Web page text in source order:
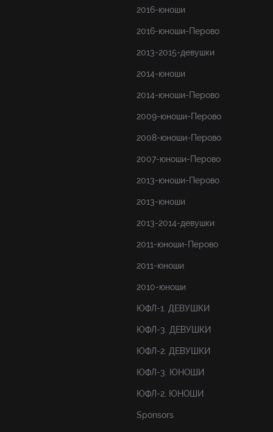
2016-юноши
2016-юноши-Перово
2013-2015-девушки
2014-юноши
2014-юноши-Перово
2009-юноши-Перово
2008-юноши-Перово
2007-юноши-Перово
2013-юноши-Перово
2013-юноши
2013-2014-девушки
2011-юноши-Перово
2011-юноши
2010-юноши
ЮФЛ-1. ДЕВУШКИ
ЮФЛ-3. ДЕВУШКИ
ЮФЛ-2. ДЕВУШКИ
ЮФЛ-3. ЮНОШИ
ЮФЛ-2. ЮНОШИ
Sponsors